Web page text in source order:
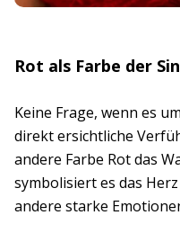
Rot als Farbe der
Keine Frage, wenn es
direkt ersichtliche
andere Farbe Rot das
symbolisiert es das
andere starke